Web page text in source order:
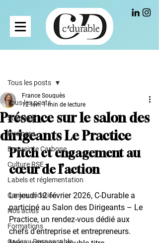
Tous les posts
Stratégie
Business
Empreinte Carbone
Culture RSE
Labels et réglementation
Communication
Nos actus
Formations
Tous les posts
Présence sur le salon des
dirigeants Le Practice
France Souquès
12 févr. 1 min de lecture
Pitch et engagement au
cœur de l’action
Le jeudi 12 février 2026, C-Durable a
participé au Salon des Dirigeants – Le
Practice, un rendez-vous dédié aux
chefs d’entreprise et entrepreneurs.